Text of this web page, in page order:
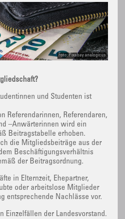
Foto: Pixabay analogicus
und Studenten ist
Referendarinnen, Referendaren,
–Anwärterinnen wird ein
Beitragstabelle erhoben.
die Mitgliedsbeiträge aus der
Beschäftigungsverhältnis
der Beitragsordnung.
in Elternzeit, Ehepartner,
oder arbeitslose Mitglieder
entsprechende Nachlässe vor.
Einzelfällen der Landesvorstand.